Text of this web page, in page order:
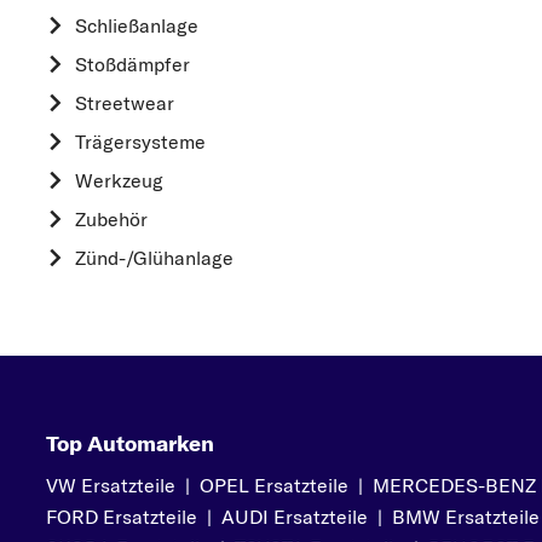
Schließanlage
Stoßdämpfer
Streetwear
Trägersysteme
Werkzeug
Zubehör
Zünd-/Glühanlage
OPEL
Top Automarken
VW Ersatzteile | OPEL Ersatzteile | MERCEDES-
FORD Ersatzteile | AUDI Ersatzteile | BMW Ersatzteile